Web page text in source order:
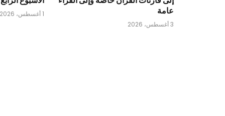
عامة
3 أغسطس، 2026
1 أغسطس، 2026